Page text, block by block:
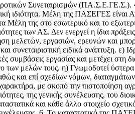
Συνεταιρισμών
ιδιότητα. Μέλη της ΠΑΣΕΓΕΣ είναι
της στο εσωτερικό και το
των ΑΣ. Δεν ενεργεί η ίδια
μελετών, εργασιών, ερευνών και
συνεταιριστική ειδικά ανάπτυξη. ε)
συμβάσεις εργασίας και μετέχει
των μελών τους. η) Γνωμοδοτεί
και επί σχεδίων νόμων,
με σκοπό την πιστοποίηση
της γενικής συνέλευσης,
και κάθε άλλο στοιχείο